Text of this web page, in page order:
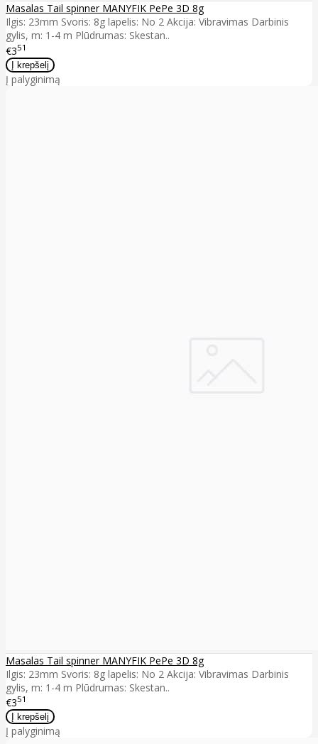
Masalas Tail spinner MANYFIK PePe 3D 8g
Ilgis: 23mm Svoris: 8g lapelis: No 2 Akcija: Vibravimas Darbinis
gylis, m: 1-4 m Plūdrumas: Skestan..
€351
Į palyginimą
Masalas Tail spinner MANYFIK PePe 3D 8g
Ilgis: 23mm Svoris: 8g lapelis: No 2 Akcija: Vibravimas Darbinis
gylis, m: 1-4 m Plūdrumas: Skestan..
€351
Į palyginimą